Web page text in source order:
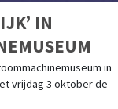
IN
in
vrijdag 3 oktober de